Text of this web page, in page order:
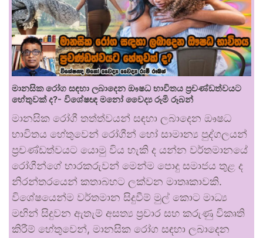
මානසික රෝග සඳහා ලබාදෙන ඖෂධ භාවිතය ප්‍රචණ්ඩත්වයට
හේතුවක් ද?- විශේෂඥ මනෝ වෛද්‍ය රූමි රූබන්
මානසික රෝගී තත්ත්වයන් සඳහා ලබාදෙන ඖෂධ
භාවිතය හේතුවෙන් රෝගීන් හෝ සාමාන්‍ය පුද්ගලයන්
ප්‍රචණ්ඩත්වයට යොමු විය හැකි ද යන්න වර්තමානයේ
රෝගීන්ගේ භාරකරුවන් මෙන්ම පොදු සමාජය තුළ ද
නිරන්තරයෙන් කතාබහට ලක්වන මාතෘකාවකි.
විශේෂයෙන්ම වර්තමාන සිදුවීම් මුල් කොට මාධ්‍ය
මඟින් සිදුවන ඇතැම් අසත්‍ය ප්‍රචාර සහ කරුණු විකෘති
කිරීම් හේතුවෙන්, මානසික රෝග සඳහා ලබාදෙන